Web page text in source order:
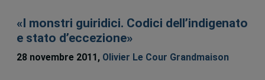
«I monstri guiridici. Codici dell’indigenato
e stato d’eccezione»
28 novembre 2011, Olivier Le Cour Grandmaison